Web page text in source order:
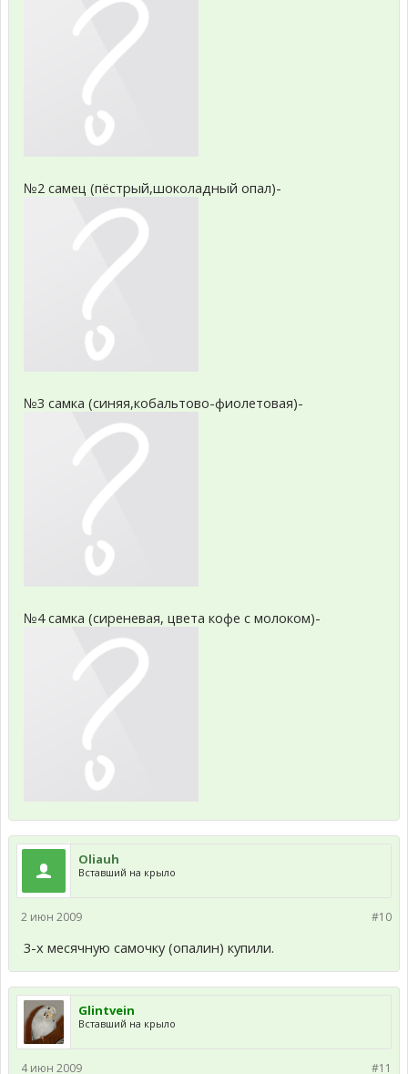
№2 самец (пёстрый,шоколадный опал)-
№3 самка (синяя,кобальтово-фиолетовая)-
№4 самка (сиреневая, цвета кофе с молоком)-
Oliauh
Вставший на крыло
#10
2 июн 2009
3-х месячную самочку (опалин) купили.
Glintvein
Вставший на крыло
#11
4 июн 2009